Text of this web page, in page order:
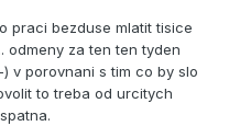
praci bezduse mlatit tisice
odmeny za ten ten tyden
v porovnani s tim co by slo
to treba od urcitych